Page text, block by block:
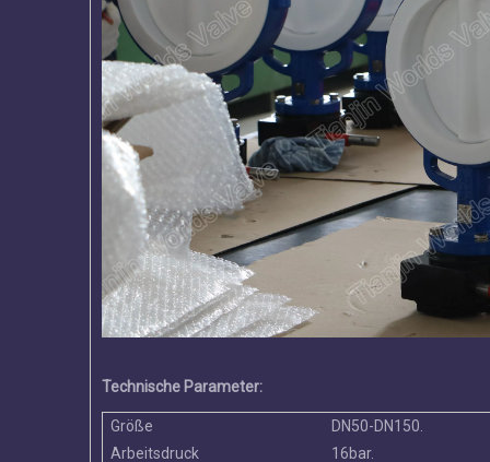
Technische Parameter:
Größe DN50-DN150.
Arbeitsdruck
16bar.